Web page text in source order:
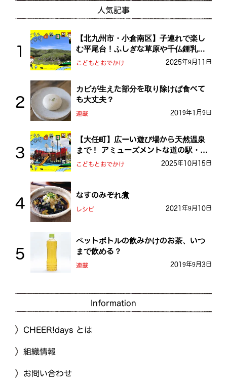
人気記事
【北九州市・小倉南区】子連れで楽し
む平尾台！ふしぎな草原や千仏鍾乳洞
を探検しよう！
こどもとおでかけ 2025年9月11日
カビが生えた部分を取り除けば食べて
も大丈夫？
連載 2019年1月9日
【大任町】広ーい遊び場から天然温泉
まで！ アミューズメントな道の駅・お
おとう桜街道
こどもとおでかけ 2025年10月15日
なすのみぞれ煮
レシピ 2021年9月10日
ペットボトルの飲みかけのお茶、いつ
まで飲める？
連載 2019年9月3日
Information
CHEER!days とは
組織情報
お問い合わせ